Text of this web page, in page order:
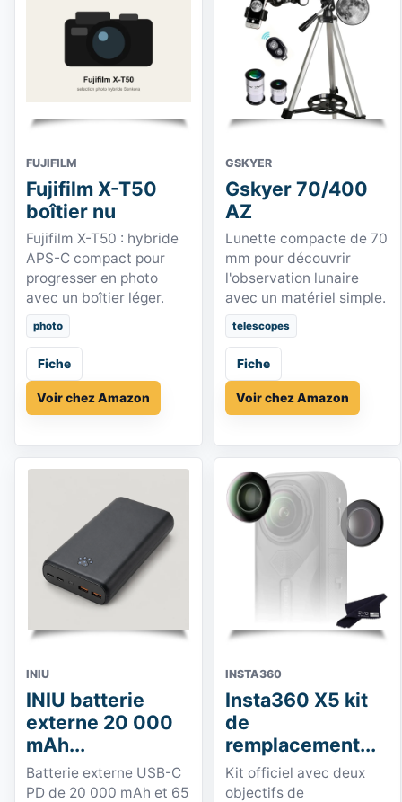
FUJIFILM
Fujifilm X-T50
boîtier nu
Fujifilm X-T50 : hybride
APS-C compact pour
progresser en photo
avec un boîtier léger.
photo
Fiche
Voir chez Amazon
GSKYER
Gskyer 70/400
AZ
Lunette compacte de 70
mm pour découvrir
l'observation lunaire
avec un matériel simple.
telescopes
Fiche
Voir chez Amazon
INIU
INIU batterie
externe 20 000
mAh...
Batterie externe USB-C
PD de 20 000 mAh et 65
INSTA360
Insta360 X5 kit
de
remplacement...
Kit officiel avec deux
objectifs de